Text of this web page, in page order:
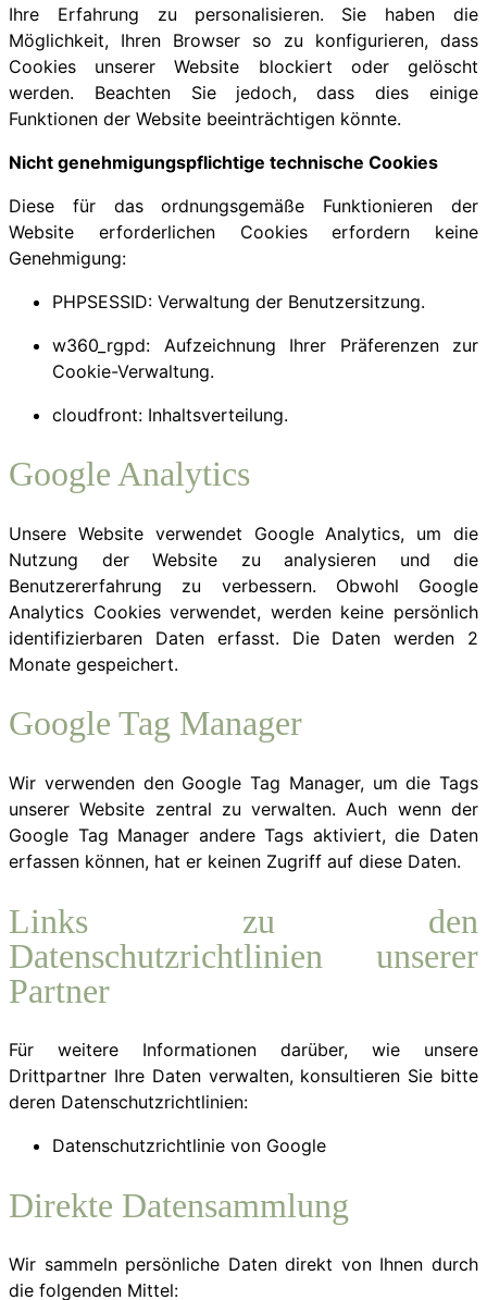
Ihre Erfahrung zu personalisieren. Sie haben die
Möglichkeit, Ihren Browser so zu konfigurieren, dass
Cookies unserer Website blockiert oder gelöscht
werden. Beachten Sie jedoch, dass dies einige
Funktionen der Website beeinträchtigen könnte.
Nicht genehmigungspflichtige technische Cookies
Diese für das ordnungsgemäße Funktionieren der
Website erforderlichen Cookies erfordern keine
Genehmigung:
PHPSESSID: Verwaltung der Benutzersitzung.
w360_rgpd: Aufzeichnung Ihrer Präferenzen zur
Cookie-Verwaltung.
cloudfront: Inhaltsverteilung.
Google Analytics
Unsere Website verwendet Google Analytics, um die
Nutzung der Website zu analysieren und die
Benutzererfahrung zu verbessern. Obwohl Google
Analytics Cookies verwendet, werden keine persönlich
identifizierbaren Daten erfasst. Die Daten werden 2
Monate gespeichert.
Google Tag Manager
Wir verwenden den Google Tag Manager, um die Tags
unserer Website zentral zu verwalten. Auch wenn der
Google Tag Manager andere Tags aktiviert, die Daten
erfassen können, hat er keinen Zugriff auf diese Daten.
Links zu den
Datenschutzrichtlinien unserer
Partner
Für weitere Informationen darüber, wie unsere
Drittpartner Ihre Daten verwalten, konsultieren Sie bitte
deren Datenschutzrichtlinien:
Datenschutzrichtlinie von Google
Direkte Datensammlung
Wir sammeln persönliche Daten direkt von Ihnen durch
die folgenden Mittel: